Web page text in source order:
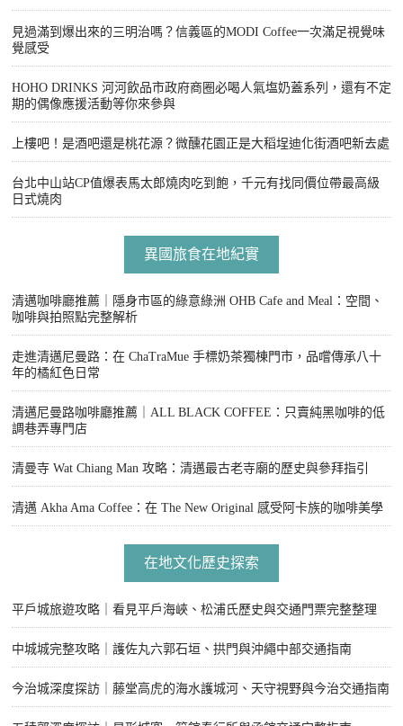
見過滿到爆出來的三明治嗎？信義區的MODI Coffee一次滿足視覺味
覺感受
HOHO DRINKS 河河飲品市政府商圈必喝人氣塩奶蓋系列，還有不定
期的偶像應援活動等你來參與
上樓吧！是酒吧還是桃花源？微醺花園正是大稻埕迪化街酒吧新去處
台北中山站CP值爆表馬太郎燒肉吃到飽，千元有找同價位帶最高級
日式燒肉
異國旅食在地紀實
清邁咖啡廳推薦｜隱身市區的綠意綠洲 OHB Cafe and Meal：空間、
咖啡與拍照點完整解析
走進清邁尼曼路：在 ChaTraMue 手標奶茶獨棟門市，品嚐傳承八十
年的橘紅色日常
清邁尼曼路咖啡廳推薦｜ALL BLACK COFFEE：只賣純黑咖啡的低
調巷弄專門店
清曼寺 Wat Chiang Man 攻略：清邁最古老寺廟的歷史與參拜指引
清邁 Akha Ama Coffee：在 The New Original 感受阿卡族的咖啡美學
在地文化歷史探索
平戶城旅遊攻略｜看見平戶海峽、松浦氏歷史與交通門票完整整理
中城城完整攻略｜護佐丸六郭石垣、拱門與沖繩中部交通指南
今治城深度探訪｜藤堂高虎的海水護城河、天守視野與今治交通指南